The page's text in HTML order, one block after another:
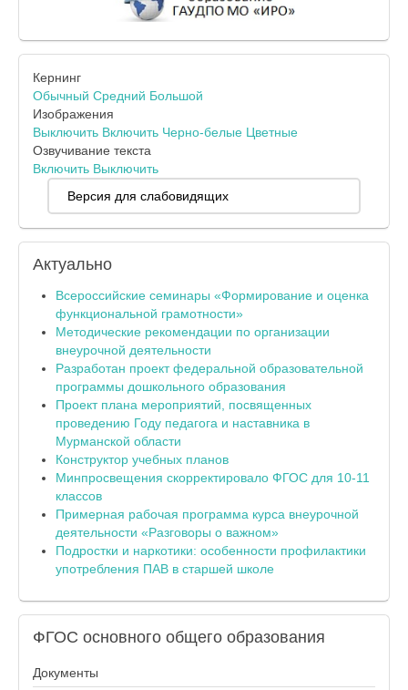
Кернинг
Обычный Средний Большой
Изображения
Выключить Включить Черно-белые Цветные
Озвучивание текста
Включить Выключить
Версия для слабовидящих
Актуально
Всероссийские семинары «Формирование и оценка
функциональной грамотности»
Методические рекомендации по организации
внеурочной деятельности
Разработан проект федеральной образовательной
программы дошкольного образования
Проект плана мероприятий, посвященных
проведению Году педагога и наставника в
Мурманской области
Конструктор учебных планов
Минпросвещения скорректировало ФГОС для 10-11
классов
Примерная рабочая программа курса внеурочной
деятельности «Разговоры о важном»
Подростки и наркотики: особенности профилактики
употребления ПАВ в старшей школе
ФГОС основного общего образования
Документы